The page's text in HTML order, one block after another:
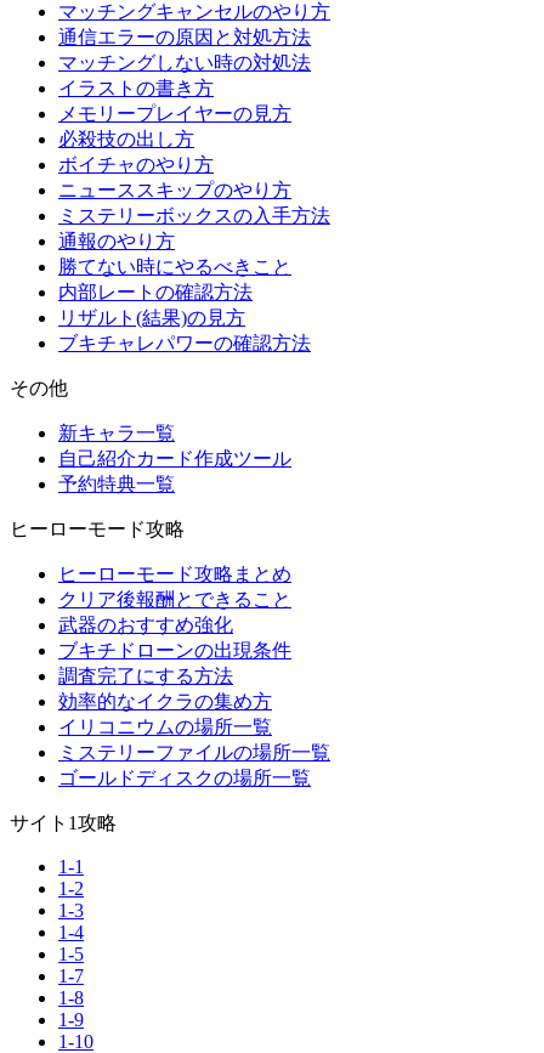
マッチングキャンセルのやり方
通信エラーの原因と対処方法
マッチングしない時の対処法
イラストの書き方
メモリープレイヤーの見方
必殺技の出し方
ボイチャのやり方
ニューススキップのやり方
ミステリーボックスの入手方法
通報のやり方
勝てない時にやるべきこと
内部レートの確認方法
リザルト(結果)の見方
ブキチャレパワーの確認方法
その他
新キャラ一覧
自己紹介カード作成ツール
予約特典一覧
ヒーローモード攻略
ヒーローモード攻略まとめ
クリア後報酬とできること
武器のおすすめ強化
ブキチドローンの出現条件
調査完了にする方法
効率的なイクラの集め方
イリコニウムの場所一覧
ミステリーファイルの場所一覧
ゴールドディスクの場所一覧
サイト1攻略
1-1
1-2
1-3
1-4
1-5
1-7
1-8
1-9
1-10